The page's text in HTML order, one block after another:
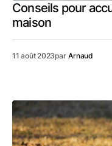
Conseils pour
maison
11 août 2023par Arnaud